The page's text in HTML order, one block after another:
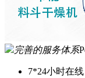
完善的服务体系
7*24小时在